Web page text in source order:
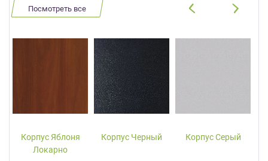
Посмотреть все
Корпус Яблоня
Локарно
Корпус Черный Корпус Серый